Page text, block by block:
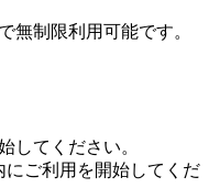
無制限利用可能です。
してください。
ご利用を開始してくだ